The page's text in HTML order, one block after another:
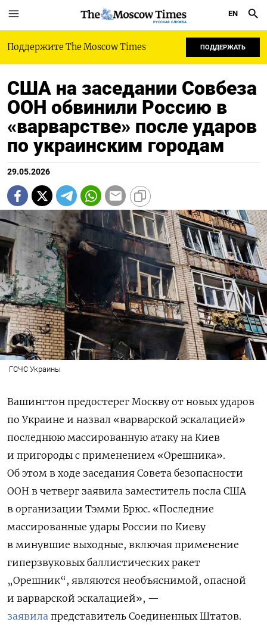
РУССКАЯ СЛУЖБА
EN
Поддержите The Moscow Times ПОДДЕРЖАТЬ
США на заседании Совбеза
ООН обвинили Россию в
«варварстве» после ударов
по украинским городам
29.05.2026
ГСЧС Украины
Вашингтон предостерег Москву от новых ударов
по Украине и назвал «варварской эскалацией»
последнюю массированную атаку на Киев
и пригороды с применением «Орешника».
Об этом в ходе заседания Совета безопасности
ООН в четверг заявила заместитель посла США
в организации Тэмми Брюс. «Последние
массированные удары России по Киеву
в минувшие выходные, включая применение
гиперзвуковых баллистических ракет
„Орешник“, являются необъяснимой, опасной
и варварской эскалацией», —
заявила представитель Соединенных Штатов.